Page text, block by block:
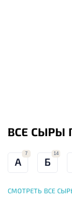
ВСЕ СЫРЫ
А
7
Б
14
СМОТРЕТЬ ВСЕ